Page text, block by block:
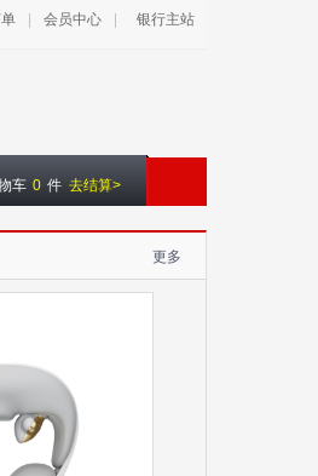
会员中心 银行主站
车 0 件 去结算>
更多